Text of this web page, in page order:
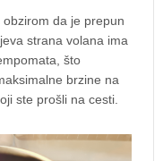
obzirom da je prepun
strana volana ima
što
brzine na
ste prošli na cesti.